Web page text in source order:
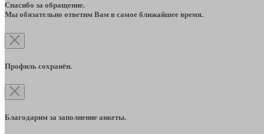
Спасибо за обращение.
Мы обязательно ответим Вам в самое ближайшее время.
Профиль сохранён.
Благодарим за заполнение анкеты.